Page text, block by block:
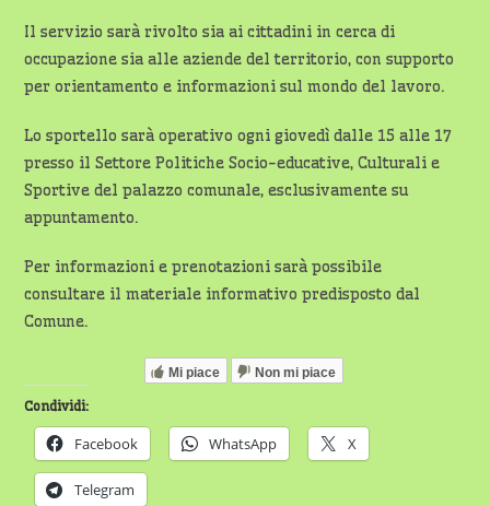
Il servizio sarà rivolto sia ai cittadini in cerca di
occupazione sia alle aziende del territorio, con supporto
per orientamento e informazioni sul mondo del lavoro.
Lo sportello sarà operativo ogni giovedì dalle 15 alle 17
presso il Settore Politiche Socio-educative, Culturali e
Sportive del palazzo comunale, esclusivamente su
appuntamento.
Per informazioni e prenotazioni sarà possibile
consultare il materiale informativo predisposto dal
Comune.
Mi piace Non mi piace
Condividi:
Facebook WhatsApp X
Telegram